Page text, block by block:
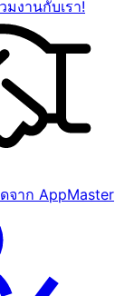
มงานกับเรา!
จาก AppMaster